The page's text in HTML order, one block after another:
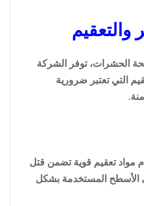
والتعقيم
الحشرات، توفر الشركة
التي تعتبر ضرورية
مواد تعقيم قوية تضمن قتل
الأسطح المستخدمة بشكل